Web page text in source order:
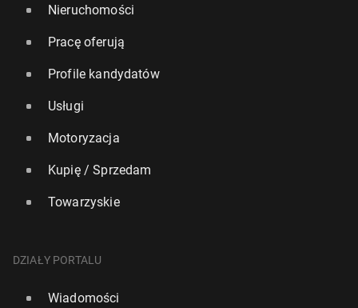
Nieruchomości
Pracę oferują
Profile kandydatów
Usługi
Motoryzacja
Kupię / Sprzedam
Towarzyskie
DZIAŁY PORTALU
Wiadomości